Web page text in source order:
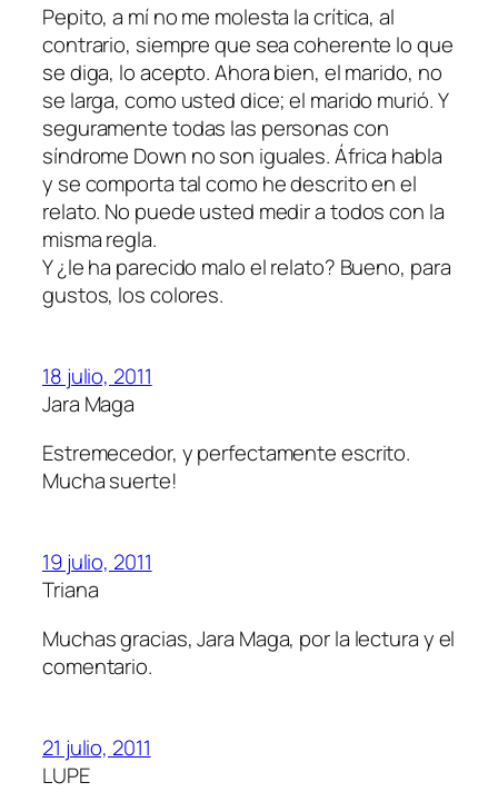
Pepito, a mí no me molesta la crítica, al
contrario, siempre que sea coherente lo que
se diga, lo acepto. Ahora bien, el marido, no
se larga, como usted dice; el marido murió. Y
seguramente todas las personas con
síndrome Down no son iguales. África habla
y se comporta tal como he descrito en el
relato. No puede usted medir a todos con la
misma regla.
Y ¿le ha parecido malo el relato? Bueno, para
gustos, los colores.
18 julio, 2011
Jara Maga
Estremecedor, y perfectamente escrito.
Mucha suerte!
19 julio, 2011
Triana
Muchas gracias, Jara Maga, por la lectura y el
comentario.
21 julio, 2011
LUPE